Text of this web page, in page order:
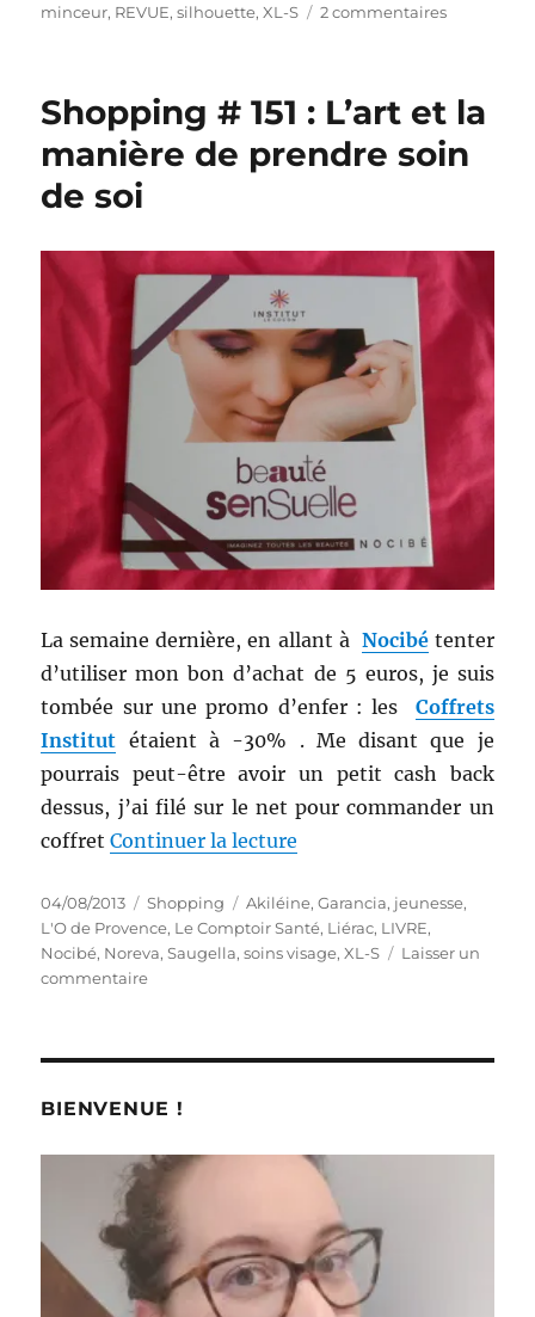
le
minceur, REVUE,silhouette,XL-S 2 commentairessur
Mon
S
Shopping # 151 : L’art et la
manière de prendre soin
de soi
La semaine dernière, en allant à Nocibétenter
d’utiliser mon bon d’achat de 5 euros, je suis
tombée sur une promo d’enfer : les
Coffrets
Institut étaient à -30% . Me disant que je
pourrais peut-être avoir un petit cash back
dessus, j’ai filé sur le net pour commander un
coffretContinuer la lecture
Publié
le
04/08/2013 Catégories
Shopping Étiquettes
Akiléine,Garancia, jeunesse,
L'O de Provence, Le Comptoir Santé, Liérac, LIVRE,
Nocibé, Noreva,Saugella,soins visage,XL-S
Laisser un
commentairesur
L’art
la
manière
de
prendre
soin
soi
BIENVENUE !